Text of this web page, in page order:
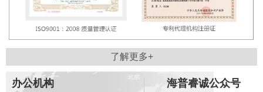
了解更多+
办公机构 海普睿诚公众号